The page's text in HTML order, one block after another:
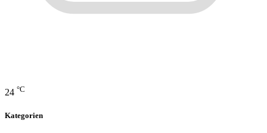
24 °C
Kategorien